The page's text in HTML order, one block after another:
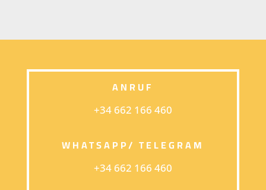
ANRUF
+34 662 166 460
WHATSAPP/ TELEGRAM
+34 662 166 460